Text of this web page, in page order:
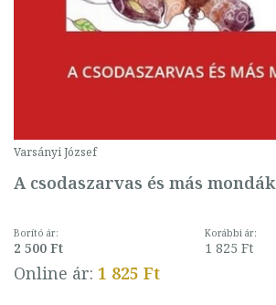
Varsányi József
A csodaszarvas és más mondák
Borító ár:
2 500 Ft
Korábbi ár:
1 825 Ft
Online ár: 1 825 Ft